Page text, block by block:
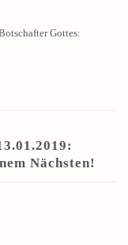
Gottes:
Nächsten!